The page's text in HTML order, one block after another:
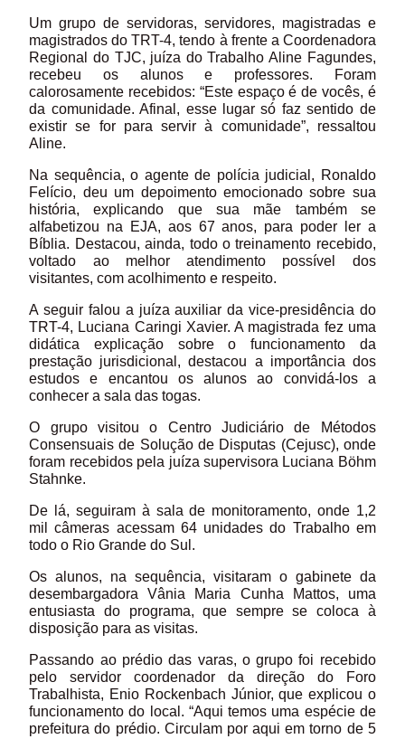
Um grupo de servidoras, servidores, magistradas e
magistrados do TRT-4, tendo à frente a Coordenadora
Regional do TJC, juíza do Trabalho Aline Fagundes,
recebeu os alunos e professores. Foram
calorosamente recebidos: “Este espaço é de vocês, é
da comunidade. Afinal, esse lugar só faz sentido de
existir se for para servir à comunidade”, ressaltou
Aline.
Na sequência, o agente de polícia judicial, Ronaldo
Felício, deu um depoimento emocionado sobre sua
história, explicando que sua mãe também se
alfabetizou na EJA, aos 67 anos, para poder ler a
Bíblia. Destacou, ainda, todo o treinamento recebido,
voltado ao melhor atendimento possível dos
visitantes, com acolhimento e respeito.
A seguir falou a juíza auxiliar da vice-presidência do
TRT-4, Luciana Caringi Xavier. A magistrada fez uma
didática explicação sobre o funcionamento da
prestação jurisdicional, destacou a importância dos
estudos e encantou os alunos ao convidá-los a
conhecer a sala das togas.
O grupo visitou o Centro Judiciário de Métodos
Consensuais de Solução de Disputas (Cejusc), onde
foram recebidos pela juíza supervisora Luciana Böhm
Stahnke.
De lá, seguiram à sala de monitoramento, onde 1,2
mil câmeras acessam 64 unidades do Trabalho em
todo o Rio Grande do Sul.
Os alunos, na sequência, visitaram o gabinete da
desembargadora Vânia Maria Cunha Mattos, uma
entusiasta do programa, que sempre se coloca à
disposição para as visitas.
Passando ao prédio das varas, o grupo foi recebido
pelo servidor coordenador da direção do Foro
Trabalhista, Enio Rockenbach Júnior, que explicou o
funcionamento do local. “Aqui temos uma espécie de
prefeitura do prédio. Circulam por aqui em torno de 5